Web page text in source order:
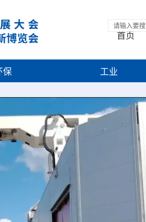
首页
保 工业